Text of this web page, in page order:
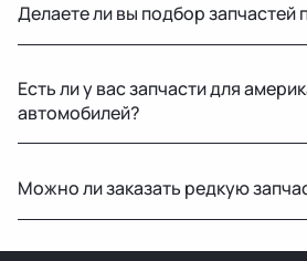
Делаете ли вы подбор запчастей
подбора рекомендуем
старой детали или номер по
Есть ли у вас запчасти для
автомобилей?
Benz, Toyota, Lexus, GMC,
популярных марок.
Можно ли заказать редкую